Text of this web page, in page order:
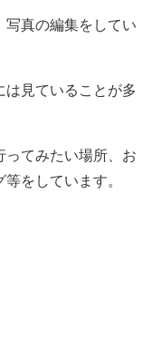
真の編集をしてい
見ていることが多
てみたい場所、お
をしています。